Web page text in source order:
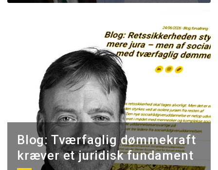
Blog: Tværfaglig dømmekraft
kræver et juridisk fundament